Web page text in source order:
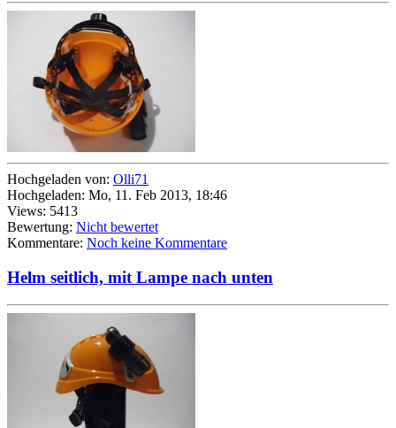
Hochgeladen von: Olli71
Hochgeladen: Mo, 11. Feb 2013, 18:46
Views: 5413
Bewertung: Nicht bewertet
Kommentare: Noch keine Kommentare
Helm seitlich, mit Lampe nach unten